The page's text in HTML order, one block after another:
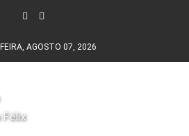
AGOSTO 07, 2026
Félix